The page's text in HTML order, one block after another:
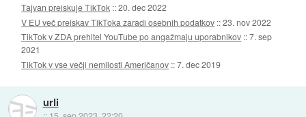
Tajvan preiskuje TikTok ::20. dec 2022
V EU več preiskav TikToka zaradi osebnih podatkov ::23. nov 2022
TikTok v ZDA prehitel YouTube po angažmaju uporabnikov ::7. sep
2021
TikTok v vse večji nemilosti Američanov ::7. dec 2019
urli